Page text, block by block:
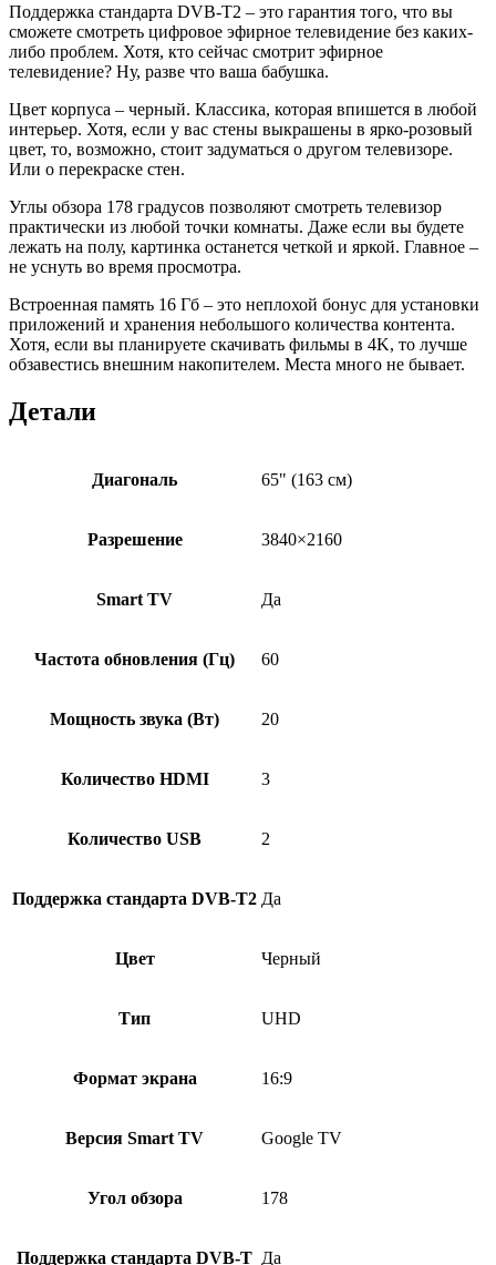
Поддержка стандарта DVB-T2 – это гарантия того, что вы
сможете смотреть цифровое эфирное телевидение без каких-
либо проблем. Хотя, кто сейчас смотрит эфирное
телевидение? Ну, разве что ваша бабушка.
Цвет корпуса – черный. Классика, которая впишется в любой
интерьер. Хотя, если у вас стены выкрашены в ярко-розовый
цвет, то, возможно, стоит задуматься о другом телевизоре.
Или о перекраске стен.
Углы обзора 178 градусов позволяют смотреть телевизор
практически из любой точки комнаты. Даже если вы будете
лежать на полу, картинка останется четкой и яркой. Главное –
не уснуть во время просмотра.
Встроенная память 16 Гб – это неплохой бонус для установки
приложений и хранения небольшого количества контента.
Хотя, если вы планируете скачивать фильмы в 4K, то лучше
обзавестись внешним накопителем. Места много не бывает.
Детали
Диагональ 65" (163 см)
Разрешение 3840×2160
Smart TV Да
Частота обновления (Гц) 60
Мощность звука (Вт) 20
Количество HDMI 3
Количество USB 2
Поддержка стандарта DVB-T2 Да
Цвет Черный
Тип UHD
Формат экрана 16:9
Версия Smart TV Google TV
Угол обзора 178
Поддержка стандарта DVB-T Да